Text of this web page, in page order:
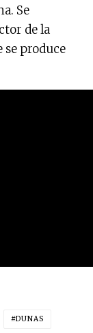
Se
de la
se produce
DUNAS